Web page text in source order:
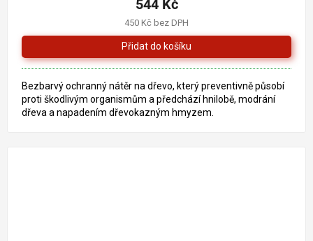
je
3,0
z
5
hvězdiček.
450 Kč bez DPH
544 Kč
Bezbarvý ochranný nátěr na dřevo, který preventivně působí
proti škodlivým organismům a předchází hnilobě, modrání
dřeva a napadením dřevokazným hmyzem.